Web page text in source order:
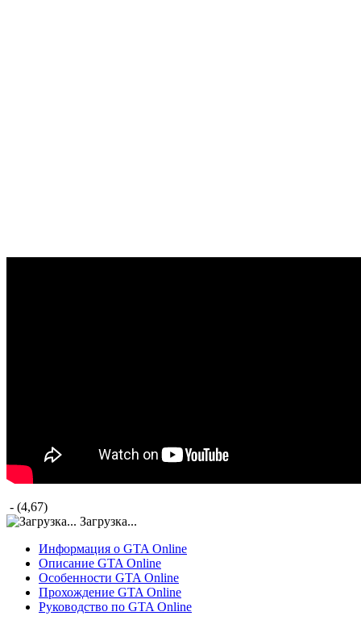
- (4,67)
Загрузка...
Информация о GTA Online
Описание GTA Online
Особенности GTA Online
Прохождение GTA Online
Руководство по GTA Online